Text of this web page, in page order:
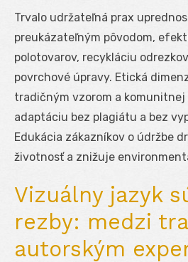
Trvalo udržateľná prax
preukázateľným pôvodom,
polotovarov, recykláciu
povrchové úpravy. Etická
tradičným vzorom a komunitnej
adaptáciu bez plagiátu a bez
Edukácia zákazníkov o údržbe
životnosť a znižuje
Vizuálny jazyk
rezby: medzi
autorským